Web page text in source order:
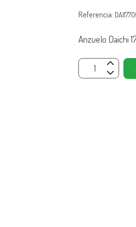
Referencia:
Anzuelo Daichi